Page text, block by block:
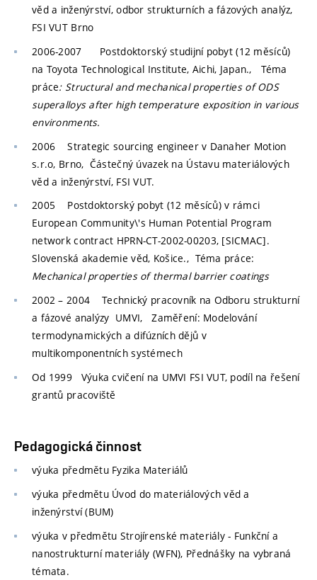
věd a inženýrství, odbor strukturních a fázových analýz,
FSI VUT Brno
2006-2007
Postdoktorský studijní pobyt (12 měsíců)
na Toyota Technological Institute, Aichi, Japan., Téma
práce: Structural and mechanical properties of ODS
superalloys after high temperature exposition in various
environments.
2006
Strategic sourcing engineer v Danaher Motion
s.r.o, Brno, Částečný úvazek na Ústavu materiálových
věd a inženýrství, FSI VUT.
2005
Postdoktorský pobyt (12 měsíců) v rámci
European Community\'s Human Potential Program
network contract HPRN-CT-2002-00203, [SICMAC].
Slovenská akademie věd, Košice., Téma práce:
Mechanical properties of thermal barrier coatings
2002 – 2004
Technický pracovník na Odboru strukturní
a fázové analýzy UMVI, Zaměření: Modelování
termodynamických a difúzních dějů v
multikomponentních systémech
Od 1999
Výuka cvičení na UMVI FSI VUT, podíl na řešení
grantů pracoviště
Pedagogická činnost
výuka předmětu Fyzika Materiálů
výuka předmětu Úvod do materiálových věd a
inženýrství (BUM)
výuka v předmětu Strojírenské materiály - Funkční a
nanostrukturní materiály (WFN), Přednášky na vybraná
témata.